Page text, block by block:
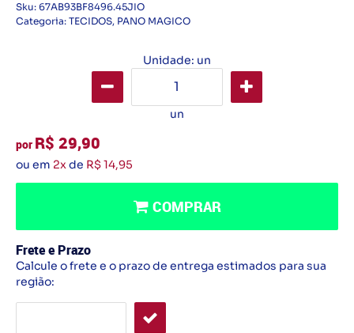
Sku: 67AB93BF8496.45JIO
Categoria: TECIDOS, PANO MAGICO
Unidade: un
un
por R$ 29,90
ou em 2xde R$ 14,95
COMPRAR
Frete e Prazo
Calcule o frete e o prazo de entrega estimados para sua
região: